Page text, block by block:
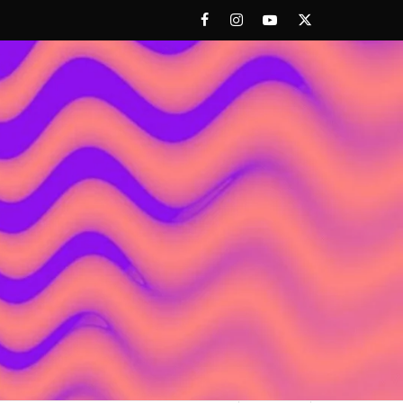
FacebookInstagramYoutubeTwitter